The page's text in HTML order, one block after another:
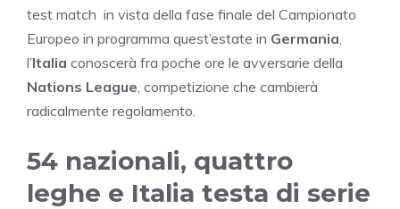
test match in vista della fase finale del Campionato
Europeo in programma quest’estate in Germania
l’Italia conoscerà fra poche ore le avversarie della
Nations League , competizione che cambierà
radicalmente regolamento.
54 nazionali, quattro
leghe e Italia testa di serie